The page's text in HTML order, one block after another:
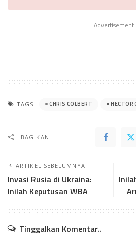
Advertisement
TAGS: CHRIS COLBERT HECTOR
BAGIKAN..
ARTIKEL SEBELUMNYA
Invasi Rusia di Ukraina:
Inilah Keputusan WBA
Tinggalkan Komentar..